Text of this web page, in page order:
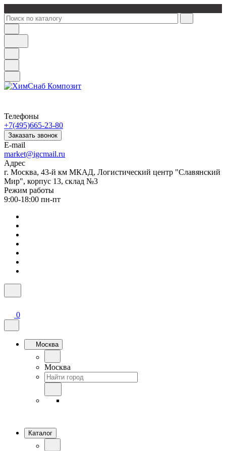
Телефоны
+7(495)665-23-80
Заказать звонок
E-mail
market@igcmail.ru
Адрес
г. Москва, 43-й км МКАД, Логистический центр "Славянский
Мир", корпус 13, склад №3
Режим работы
9:00-18:00 пн-пт
0
Москва
Москва
Каталог